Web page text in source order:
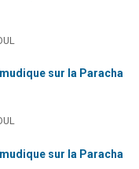
sur la Paracha
sur la Paracha